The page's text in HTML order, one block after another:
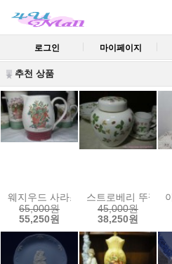
로그인 마이페이지
추천 상품
웨지우드 사라스가든 둥근저그(레드)
65,000원
55,250원
스트로베리 뚜껑함
45,000원
38,250원